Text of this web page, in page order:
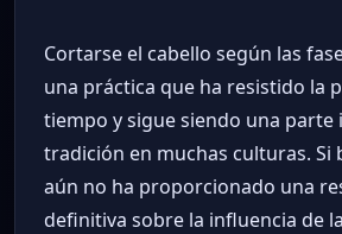
Cortarse el cabello según las
una práctica que ha resistido la
tiempo y sigue siendo una
tradición en muchas culturas. Si
aún no ha proporcionado una
definitiva sobre la influencia de